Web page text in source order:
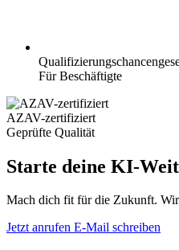
Für Beschäftigte
AZAV-zertifiziert
Geprüfte Qualität
Starte deine KI-
Mach dich fit für die Zukunft. Wir
Jetzt anrufen E-Mail schreiben